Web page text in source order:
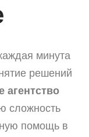
минута
решений
агентство
сложность
помощь в